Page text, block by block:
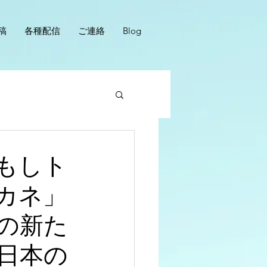
各種配信 ご連絡 Blog
しト
」
新た
本の